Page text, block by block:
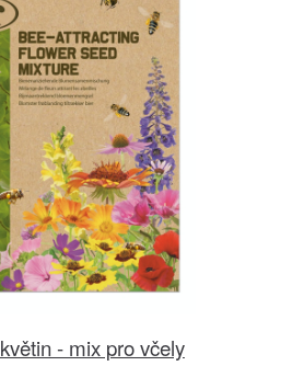
- mix pro včely